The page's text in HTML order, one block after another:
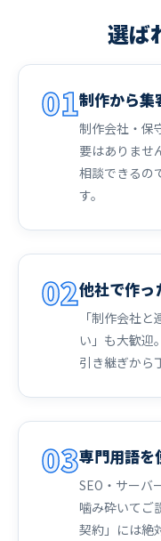
選ば
01制作から集
制作会社・保
要はありませ
相談できるの
す。
02他社で作っ
「制作会社
い」も大歓迎
引き継ぎから
03専門用語を
SEO・サーバ
噛み砕いてご
契約」には絶